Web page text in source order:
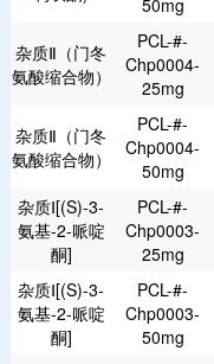
50mg
杂质Ⅱ（门冬
氨酸缩合物）
PCL-#-
Chp0004-
25mg
杂质Ⅱ（门冬
氨酸缩合物）
PCL-#-
Chp0004-
50mg
杂质Ⅰ[(S)-3-
氨基-2-哌啶
酮]
PCL-#-
Chp0003-
25mg
杂质Ⅰ[(S)-3-
氨基-2-哌啶
酮]
PCL-#-
Chp0003-
50mg